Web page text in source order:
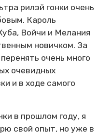
рилэй гонки очень
Кароль
Войчи и Мелания
новичком. За
очень много
очевидных
и в ходе самого
в прошлом году, я
свой опыт, но уже в